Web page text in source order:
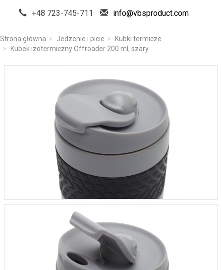
+48 723-745-711 info@vbsproduct.com
Strona główna Jedzenie i picie
Kubki termicze
Kubek izotermiczny Offroader 200 ml, szary